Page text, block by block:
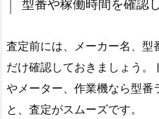
型番や稼働時間を確認
査定前には、メーカー名、型
だけ確認しておきましょう。
やメーター、作業機なら型番
と、査定がスムーズです。